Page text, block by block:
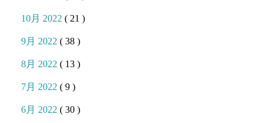
10月 2022( 21 )
9月 2022( 38 )
8月 2022( 13 )
7月 2022( 9 )
6月 2022( 30 )